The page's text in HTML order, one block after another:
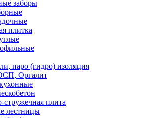
заборы
плитка
паро (гидро) изоляция
Оргалит
плита
лестницы